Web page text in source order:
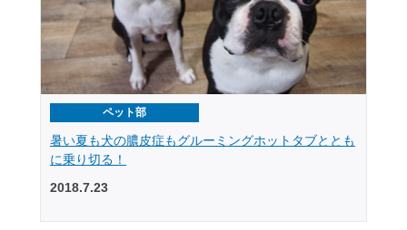
ペット部
暑い夏も犬の膿皮症もグルーミングホットタブととも
に乗り切る！
2018.7.23